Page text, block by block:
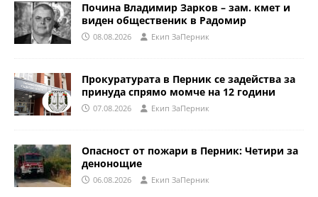
Почина Владимир Зарков – зам. кмет и
виден общественик в Радомир
08.08.2026 Eкип ЗаПерник
Прокуратурата в Перник се задейства за
принуда спрямо момче на 12 години
07.08.2026 Eкип ЗаПерник
Опасност от пожари в Перник: Четири за
денонощие
06.08.2026 Eкип ЗаПерник